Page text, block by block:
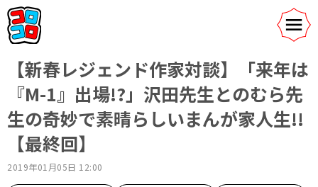
【新春レジェンド作家対談】「来年は
『M-1』出場!?」沢田先生とのむら先
生の奇妙で素晴らしいまんが家人生!!
【最終回】
2019年01月05日 12:00